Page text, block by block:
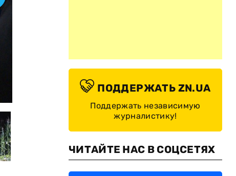
© Нацполіція УкраїниПОДДЕРЖАТЬ ZN.UA
Поддержать независимую
журналистику!
ЧИТАЙТЕ НАС В СОЦСЕТЯХ